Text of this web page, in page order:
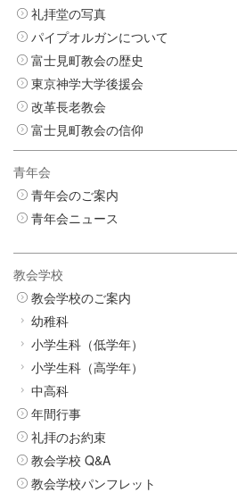
礼拝堂の写真
パイプオルガンについて
富士見町教会の歴史
東京神学大学後援会
改革長老教会
富士見町教会の信仰
青年会
青年会のご案内
青年会ニュース
教会学校
教会学校のご案内
幼稚科
小学生科（低学年）
小学生科（高学年）
中高科
年間行事
礼拝のお約束
教会学校 Q&A
教会学校パンフレット